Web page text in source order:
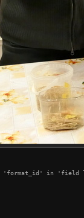
'format_id' in